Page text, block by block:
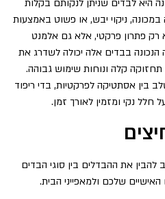
היא לבדים שניתן לנקותם בקלות
ניקוי יבש, או פשוט באמצעות
רק פתרון פרקטי, אלא גם אלמנט
הנכונה בבדים אלה יכולה לשדרג את
קלה ונוחות שימוש גבוהה.
בין אסתטיקה לפרקטיות, בדי ריפוד
חלל נקי ומזמין לאורך זמן.
להבין את ההבדלים בין סוגי הבדים
שלכם ולמאפייני הבית.